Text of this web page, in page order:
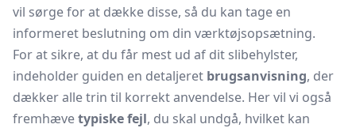
vil sørge for at dække disse, så du kan tage en
informeret beslutning om din værktøjsopsætning.
For at sikre, at du får mest ud af dit slibehylster,
indeholder guiden en detaljeret brugsanvisning, der
dækker alle trin til korrekt anvendelse. Her vil vi også
fremhævetypiske fejl, du skal undgå, hvilket kan